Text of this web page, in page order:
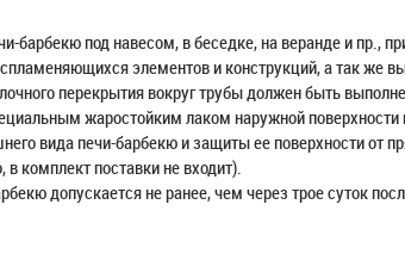
барбекю под навесом, в беседке, на веранде и пр.,
элементов и конструкций, а так же
перекрытия вокруг трубы должен быть
жаростойким лаком наружной поверхности
вида печи-барбекю и защиты ее поверхности от
в комплект поставки не входит).
допускается не ранее, чем через трое суток